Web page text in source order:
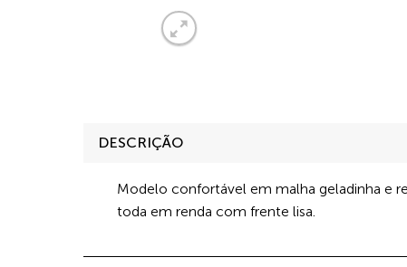
DESCRIÇÃO
Modelo confortável em malha geladinha e
toda em renda com frente lisa.